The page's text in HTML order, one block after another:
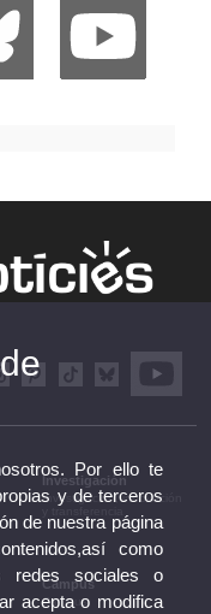
Investigación
Investigación, innovación
Campus
Campus
Por ello te
y de terceros
de nuestra página
como
redes sociales o
acepta o modifica